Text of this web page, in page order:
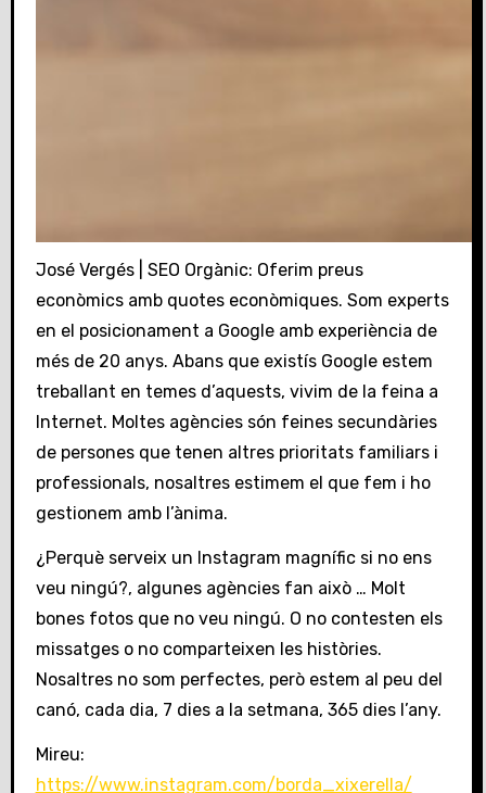
José Vergés | SEO Orgànic: Oferim preus
econòmics amb quotes econòmiques. Som experts
en el posicionament a Google amb experiència de
més de 20 anys. Abans que existís Google estem
treballant en temes d’aquests, vivim de la feina a
Internet. Moltes agències són feines secundàries
de persones que tenen altres prioritats familiars i
professionals, nosaltres estimem el que fem i ho
gestionem amb l’ànima.
¿Perquè serveix un Instagram magnífic si no ens
veu ningú?, algunes agències fan això … Molt
bones fotos que no veu ningú. O no contesten els
missatges o no comparteixen les històries.
Nosaltres no som perfectes, però estem al peu del
canó, cada dia, 7 dies a la setmana, 365 dies l’any.
Mireu:
https://www.instagram.com/borda_xixerella/